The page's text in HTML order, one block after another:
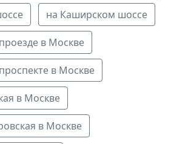
на Каширском шоссе
в Москве
в Москве
в Москве
в Москве